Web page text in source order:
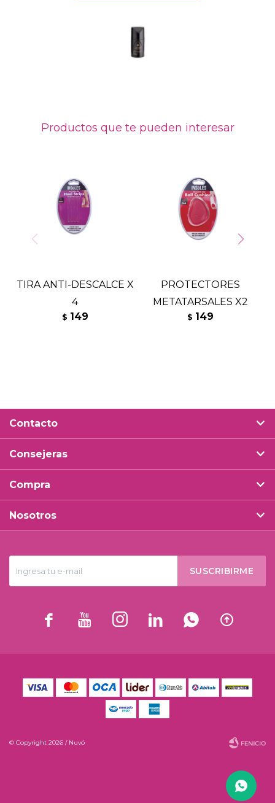
Productos que te pueden interesar
TIRA ANTI-DESCALCE X
4
$ 149
PROTECTORES
METATARSALES X2
$ 149
SUSCRIBIRME
     
Contacto
Consejeras
Compra
Nosotros
© Copyright 2026 / Nuvó